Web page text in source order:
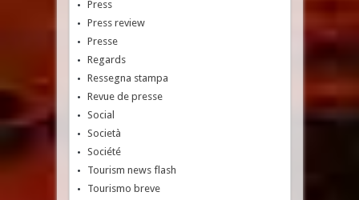
Press
Press review
Presse
Regards
Ressegna stampa
Revue de presse
Social
Società
Société
Tourism news flash
Tourismo breve